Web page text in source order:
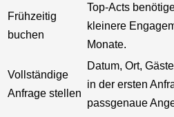
Frühzeitig
buchen
Top-Acts
kleinere
Monate.
Vollständige
Anfrage stellen
Datum, Ort,
in der ersten
passgenaue